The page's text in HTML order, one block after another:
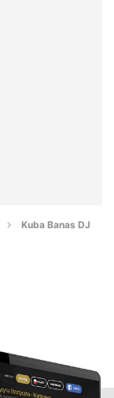
Kuba Banas DJ